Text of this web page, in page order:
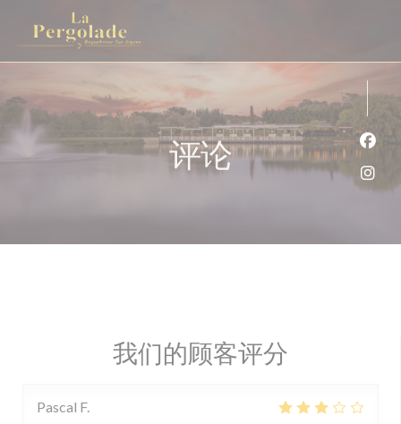
Cookie管理面板
评论
我们的顾客评分
Pascal F